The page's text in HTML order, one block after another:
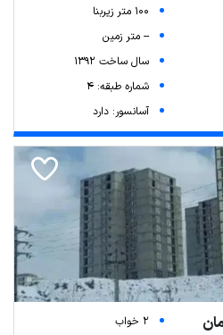
100 متر زیربنا
-- متر زمین
سال ساخت 1392
شماره طبقه: 4
آسانسور: دارد
2 خواب